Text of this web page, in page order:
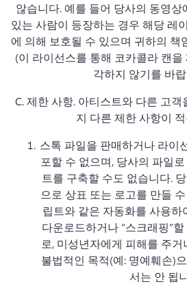
않습니다. 예를 들어 당사의 동영상
있는 사람이 등장하는 경우 해당 레
에 의해 보호될 수 있으며 귀하의 책
(이 라이선스를 통해 코카콜라 캔
각하지 않기를 바
C. 제한 사항. 아티스트와 다른 고
지 다른 제한 사항이
스톡 파일을 판매하거나 라이
포할 수 없으며, 당사의 파일
트를 구축할 수도 없습니다.
으로 상표 또는 로고를 만들
립트와 같은 자동화를 사용하
다운로드하거나 “스크래핑”
로, 미성년자에게 피해를 주
불법적인 목적(예: 명예훼손)
서는 안 됩